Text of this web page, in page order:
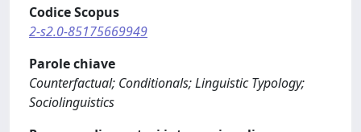
Codice Scopus
2-s2.0-85175669949
Parole chiave
Counterfactual; Conditionals; Linguistic Typology;
Sociolinguistics